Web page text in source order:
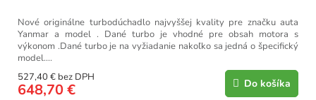
527,40 € bez DPH
648,70 € Do košíka
Nové originálne turbodúchadlo najvyššej kvality pre značku auta
Yanmar a model . Dané turbo je vhodné pre obsah motora s
výkonom .Dané turbo je na vyžiadanie nakoľko sa jedná o špecifický
model....